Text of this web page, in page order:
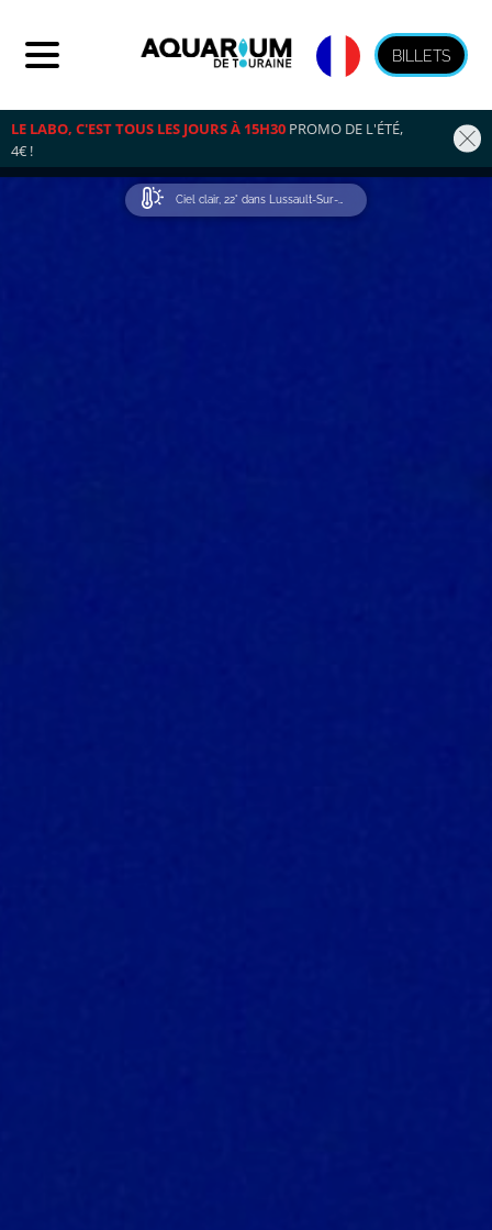
BILLETS
LE LABO, C'EST TOUS LES JOURS À 15H30 PROMO DE L'ÉTÉ,
4€ !
Ciel clair, 22° dans Lussault-Sur-Loire